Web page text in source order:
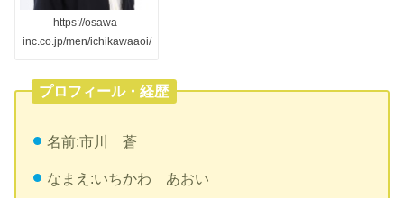
https://osawa-
inc.co.jp/men/ichikawaaoi/
プロフィール・経歴
名前:市川 蒼
なまえ:いちかわ あおい